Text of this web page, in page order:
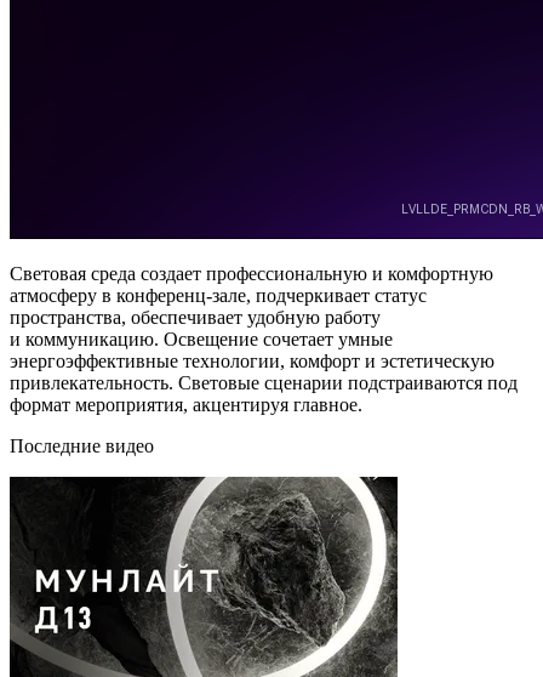
Световая среда создает профессиональную и комфортную
атмосферу в конференц-зале, подчеркивает статус
пространства, обеспечивает удобную работу
и коммуникацию. Освещение сочетает умные
энергоэффективные технологии, комфорт и эстетическую
привлекательность. Световые сценарии подстраиваются под
формат мероприятия, акцентируя главное.
Последние видео